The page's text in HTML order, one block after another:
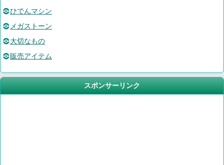
ひでんマシン
メガストーン
大切なもの
販売アイテム
スポンサーリンク